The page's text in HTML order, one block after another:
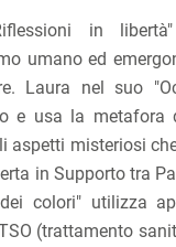
in
umano ed
Laura nel suo
e usa la metafora
aspetti misteriosi
in Supporto tra
colori" utilizza
(trattamento